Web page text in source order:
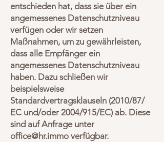
entschieden hat, dass sie über ein
angemessenes Datenschutzniveau
verfügen oder wir setzen
Maßnahmen, um zu gewährleisten,
dass alle Empfänger ein
angemessenes Datenschutzniveau
haben. Dazu schließen wir
beispielsweise
Standardvertragsklauseln (2010/87/
EC und/oder 2004/915/EC) ab. Diese
sind auf Anfrage unter
office@hr.immo verfügbar.